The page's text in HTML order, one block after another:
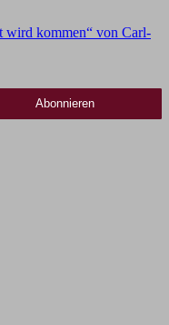
wird kommen“ von Carl-
Abonnieren